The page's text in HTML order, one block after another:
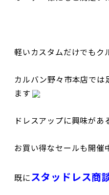
軽いカスタムだけでもク
カルバン野々市本店では
ます
ドレスアップに興味が
お買い得なセールも開催
既にスタッドレス商